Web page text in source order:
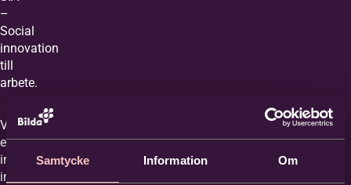
Samtycke Information Om
–
Social
innovation
till
arbete.
Vi
erbjuder
individanpassade
insatser